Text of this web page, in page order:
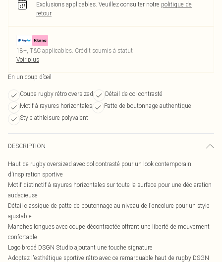
Exclusions applicables. Veuillez consulter notre politique de
retour
18+, T&C applicables. Crédit soumis à statut
Voir plus
En un coup d’œil
Coupe rugby rétro oversized
Détail de col contrasté
Motif à rayures horizontales
Patte de boutonnage authentique
Style athleisure polyvalent
DESCRIPTION
Haut de rugby oversized avec col contrasté pour un look contemporain
d'inspiration sportive
Motif distinctif à rayures horizontales sur toute la surface pour une déclaration
audacieuse
Détail classique de patte de boutonnage au niveau de l'encolure pour un style
ajustable
Manches longues avec coupe décontractée offrant une liberté de mouvement
confortable
Logo brodé DSGN Studio ajoutant une touche signature
Adoptez l'esthétique sportive rétro avec ce remarquable haut de rugby DSGN